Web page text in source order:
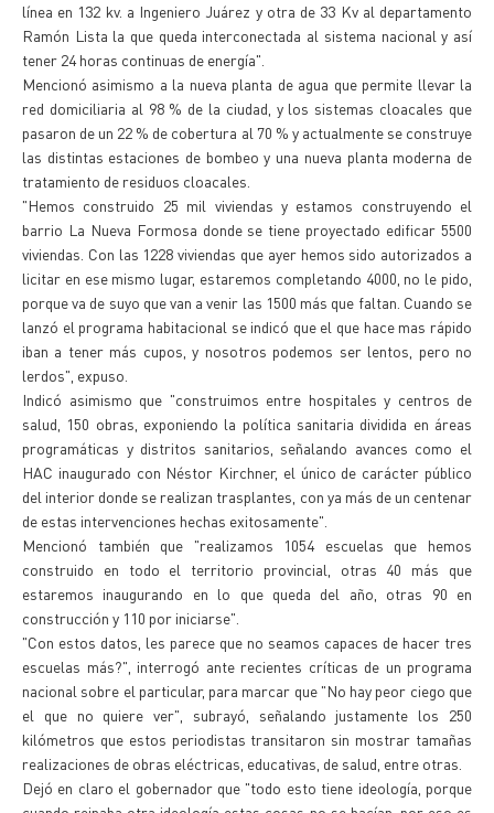
línea en 132 kv. a Ingeniero Juárez y otra de 33 Kv al departamento
Ramón Lista la que queda interconectada al sistema nacional y así
tener 24 horas continuas de energía".
Mencionó asimismo a la nueva planta de agua que permite llevar la
red domiciliaria al 98 % de la ciudad, y los sistemas cloacales que
pasaron de un 22 % de cobertura al 70 % y actualmente se construye
las distintas estaciones de bombeo y una nueva planta moderna de
tratamiento de residuos cloacales.
"Hemos construido 25 mil viviendas y estamos construyendo el
barrio La Nueva Formosa donde se tiene proyectado edificar 5500
viviendas. Con las 1228 viviendas que ayer hemos sido autorizados a
licitar en ese mismo lugar, estaremos completando 4000, no le pido,
porque va de suyo que van a venir las 1500 más que faltan. Cuando se
lanzó el programa habitacional se indicó que el que hace mas rápido
iban a tener más cupos, y nosotros podemos ser lentos, pero no
lerdos", expuso.
Indicó asimismo que "construimos entre hospitales y centros de
salud, 150 obras, exponiendo la política sanitaria dividida en áreas
programáticas y distritos sanitarios, señalando avances como el
HAC inaugurado con Néstor Kirchner, el único de carácter público
del interior donde se realizan trasplantes, con ya más de un centenar
de estas intervenciones hechas exitosamente".
Mencionó también que "realizamos 1054 escuelas que hemos
construido en todo el territorio provincial, otras 40 más que
estaremos inaugurando en lo que queda del año, otras 90 en
construcción y 110 por iniciarse".
"Con estos datos, les parece que no seamos capaces de hacer tres
escuelas más?", interrogó ante recientes críticas de un programa
nacional sobre el particular, para marcar que "No hay peor ciego que
el que no quiere ver", subrayó, señalando justamente los 250
kilómetros que estos periodistas transitaron sin mostrar tamañas
realizaciones de obras eléctricas, educativas, de salud, entre otras.
Dejó en claro el gobernador que "todo esto tiene ideología, porque